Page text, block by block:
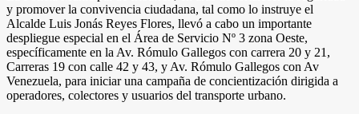
y promover la convivencia ciudadana, tal como lo instruye el
Alcalde Luis Jonás Reyes Flores, llevó a cabo un importante
despliegue especial en el Área de Servicio Nº 3 zona Oeste,
específicamente en la Av. Rómulo Gallegos con carrera 20 y 21,
Carreras 19 con calle 42 y 43, y Av. Rómulo Gallegos con Av
Venezuela, para iniciar una campaña de concientización dirigida a
operadores, colectores y usuarios del transporte urbano.